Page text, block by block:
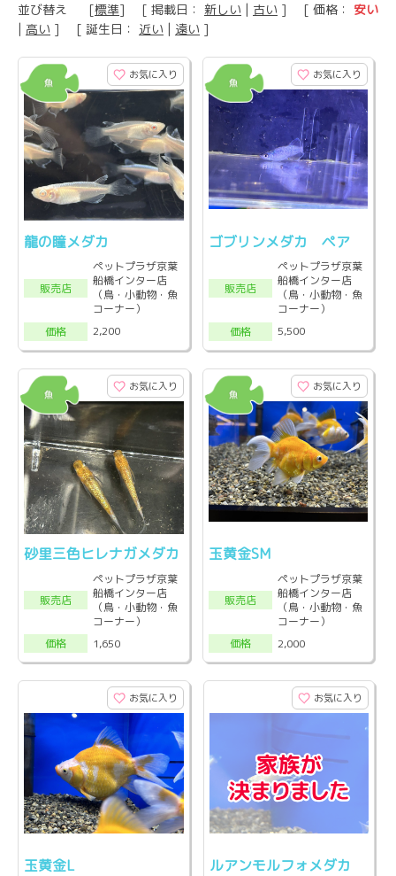
並び替え [標準] [ 掲載日： 新しい | 古い ] [ 価格： 安い
| 高い ] [ 誕生日： 近い | 遠い ]
お気に入り
龍の瞳メダカ
販売店
ペットプラザ京葉
船橋インター店
（鳥・小動物・魚
コーナー）
価格
2,200
お気に入り
ゴブリンメダカ ペア
販売店
ペットプラザ京葉
船橋インター店
（鳥・小動物・魚
コーナー）
価格
5,500
お気に入り
砂里三色ヒレナガメダカ
販売店
ペットプラザ京葉
船橋インター店
（鳥・小動物・魚
コーナー）
価格
1,650
お気に入り
玉黄金SM
販売店
ペットプラザ京葉
船橋インター店
（鳥・小動物・魚
コーナー）
価格
2,000
お気に入り
玉黄金L
お気に入り
ルアンモルフォメダカ